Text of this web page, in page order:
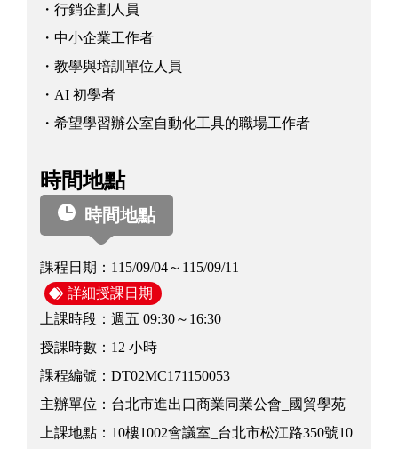
・行銷企劃人員
・中小企業工作者
・教學與培訓單位人員
・AI 初學者
・希望學習辦公室自動化工具的職場工作者
時間地點
時間地點
課程日期： 115/09/04～115/09/11
詳細授課日期
上課時段： 週五 09:30～16:30
授課時數： 12 小時
課程編號： DT02MC171150053
主辦單位： 台北市進出口商業同業公會_國貿學苑
上課地點： 10樓1002會議室_台北市松江路350號10